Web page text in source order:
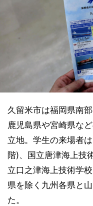
久留米市は福岡県南
鹿児島県や宮崎県な
立地。学生の来場者
階)、国立唐津海上技
立口之津海上技術学
県を除く九州各県と
た。